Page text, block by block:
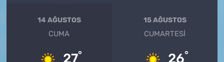
14 AĞUSTOS
CUMA
27°
15 AĞUSTOS
CUMARTESI
26°